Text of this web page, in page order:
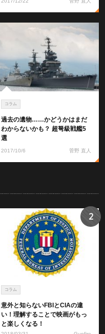
コラム
過去の遺物……かどうかはまだ
わからないかも？ 超弩級戦艦5
選
2017/10/6 菅野 直人
コラム
意外と知らないFBIとCIAの違
い！理解することで映画がもっ
と楽しくなる！
2